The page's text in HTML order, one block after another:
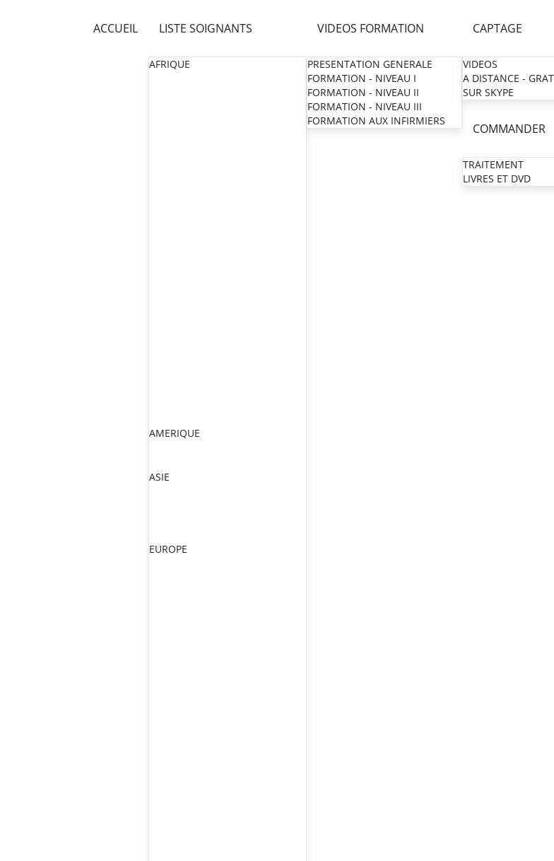
ACCUEIL LISTE SOIGNANTS
AFRIQUE
AMERIQUE
ASIE
EUROPE
VIDEOS FORMATION
PRESENTATION GENERALE
FORMATION - NIVEAU I
FORMATION - NIVEAU II
FORMATION - NIVEAU III
FORMATION AUX INFIRMIERS
CAPTAGE
VIDEOS
A DISTANCE -
SUR SKYPE
COMMANDER
TRAITEMENT
LIVRES ET DVD